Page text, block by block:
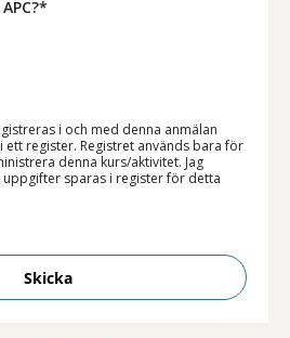
i och med denna anmälan
ett register. Registret används bara för
denna kurs/aktivitet. Jag
uppgifter sparas i register för detta
Skicka